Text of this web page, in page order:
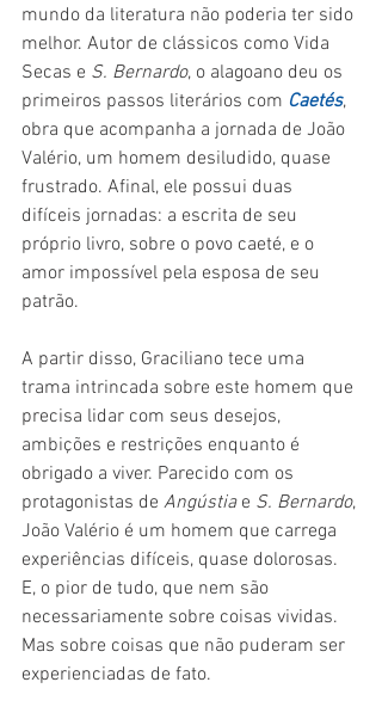
mundo da literatura não poderia ter sido
melhor. Autor de clássicos como Vida
Secas e S. Bernardo, o alagoano deu os
primeiros passos literários com Caetés,
obra que acompanha a jornada de João
Valério, um homem desiludido, quase
frustrado. Afinal, ele possui duas
difíceis jornadas: a escrita de seu
próprio livro, sobre o povo caeté, e o
amor impossível pela esposa de seu
patrão.
A partir disso, Graciliano tece uma
trama intrincada sobre este homem que
precisa lidar com seus desejos,
ambições e restrições enquanto é
obrigado a viver. Parecido com os
protagonistas de Angústia e S. Bernardo,
João Valério é um homem que carrega
experiências difíceis, quase dolorosas.
E, o pior de tudo, que nem são
necessariamente sobre coisas vividas.
Mas sobre coisas que não puderam ser
experienciadas de fato.